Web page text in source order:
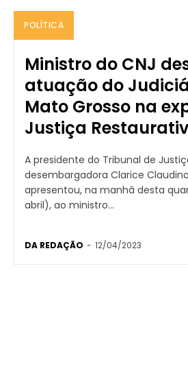
POLÍTICA
Ministro do CNJ
atuação do
Mato Grosso na
Justiça
A presidente do Tribunal de
desembargadora Clarice
apresentou, na manhã desta
abril), ao ministro...
DA REDAÇÃO - 12/04/2023